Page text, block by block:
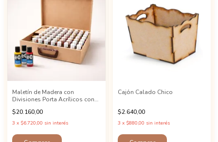
Maletín de Madera con
Divisiones Porta Acrílicos con
$20.160,00
3 x $6.720,00 sin interés
Cajón Calado Chico
$2.640,00
3 x $880,00 sin interés